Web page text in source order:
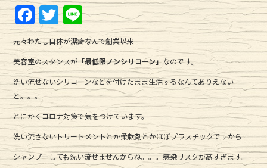
F
a
c
e
b
o
o
k
T
w
it
te
r
Li
n
e
元々わたし自体が潔癖なんで創業以来
美容室のスタンスが「最低限ノンシリコーン」 なのです。
洗い流せないシリコーンなどを付けたまま生活するなんてありえない
と。。。
とにかくコロナ対策で気をつけています。
洗い流さないトリートメントとか柔軟剤とかほぼプラスチックですから
シャンプーしても洗い流せませんからね。。。感染リスクが高すぎます。